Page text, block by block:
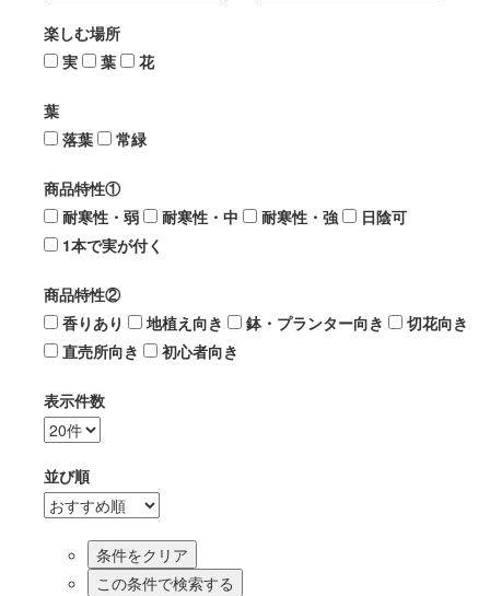
楽しむ場所
実
葉 花
葉
落葉
常緑
商品特性①
耐寒性・弱
耐寒性・中 耐寒性・強
日陰可
1本で実が付く
商品特性②
香りあり
地植え向き 鉢・プランター向き
切花向き
直売所向き
初心者向き
表示件数
並び順
この条件で検索する